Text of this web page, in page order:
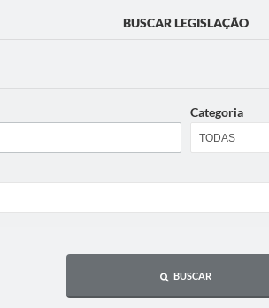
BUSCAR LEGISLAÇÃO
Categoria
BUSCAR